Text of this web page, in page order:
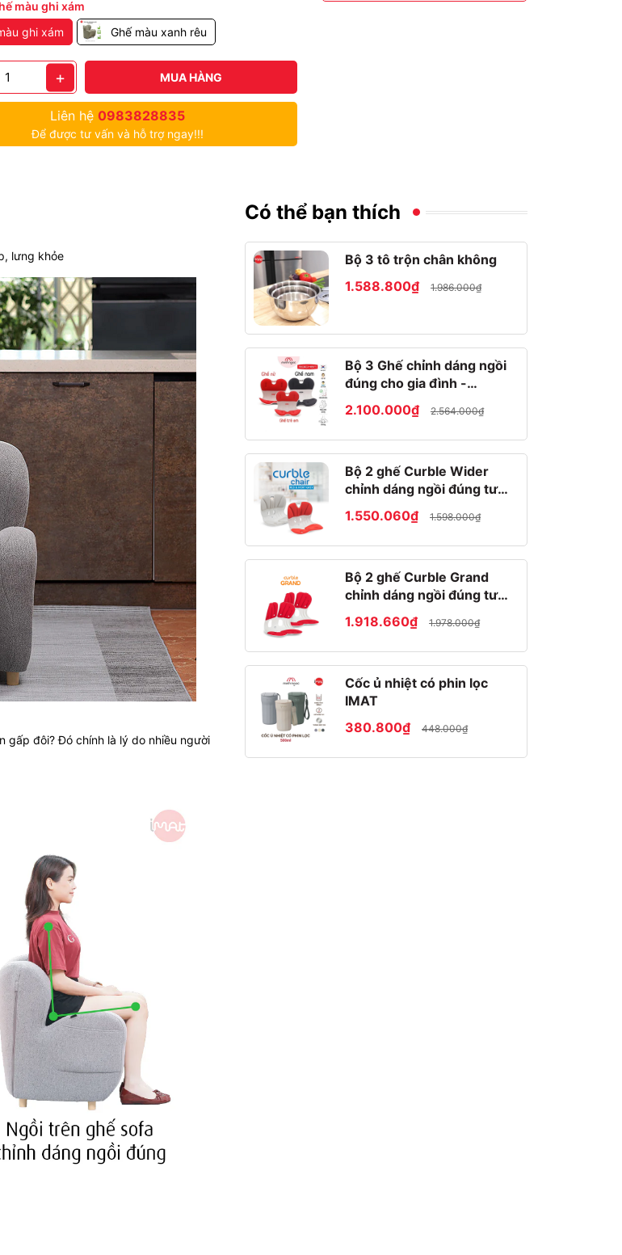
màu ghi xám
ghi xám
Ghế màu xanh rêu
+ MUA HÀNG
Liên hệ 0983828835
Để được tư vấn và hỗ trợ ngay!!!
lưng khỏe
gấp đôi? Đó chính là lý do nhiều người
Có thể bạn thích
Bộ 3 tô trộn chân không
1.588.800₫
1.986.000₫
Bộ 3 Ghế chỉnh dáng ngồi
đúng cho gia đình -
Roichen Hàn Quốc
2.100.000₫ 2.564.000₫
Bộ 2 ghế Curble Wider
chỉnh dáng ngồi đúng tư
thế Hàn Quốc
1.550.060₫ 1.598.000₫
Bộ 2 ghế Curble Grand
chỉnh dáng ngồi đúng tư
thế Hàn Quốc
1.918.660₫ 1.978.000₫
Cốc ủ nhiệt có phin lọc
IMAT
380.800₫
448.000₫